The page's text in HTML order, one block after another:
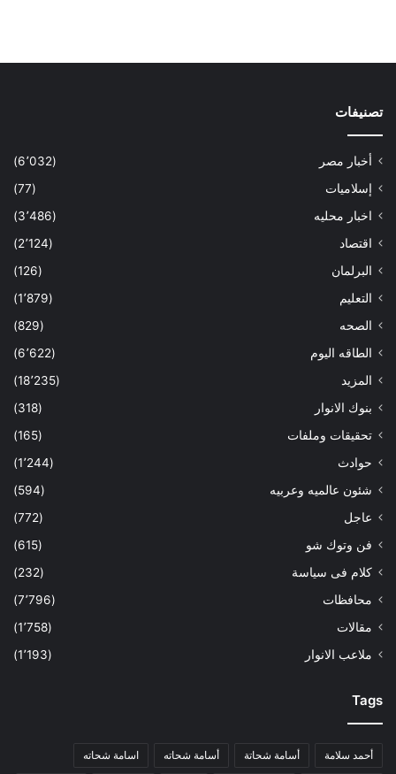
تصنيفات
أخبار مصر
(6٬032)
إسلاميات
(77)
اخبار محليه
(3٬486)
اقتصاد
(2٬124)
البرلمان
(126)
التعليم
(1٬879)
الصحه
(829)
الطاقه اليوم
(6٬622)
المزيد
(18٬235)
بنوك الانوار
(318)
تحقيقات وملفات
(165)
حوادث
(1٬244)
شئون عالميه وعربيه
(594)
عاجل
(772)
فن وتوك شو
(615)
كلام فى سياسة
(232)
محافظات
(7٬796)
مقالات
(1٬758)
ملاعب الانوار
(1٬193)
Tags
أحمد سلامة أسامة شحاتة أسامة شحاته اسامة شحاته